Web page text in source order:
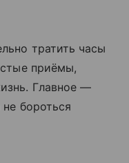
тратить часы
приёмы,
Главное —
бороться